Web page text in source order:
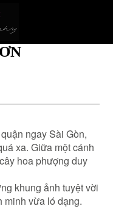
ngay Sài Gòn,
xa. Giữa một cánh
hoa phượng duy
khung ảnh tuyệt vời
minh vừa ló dạng.